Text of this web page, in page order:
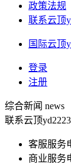
政策法规
联系云顶
国际云顶
登录
注册
综合新闻 news
联系云顶
客服服务
商业服务